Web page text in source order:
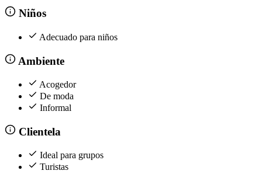
Niños
Adecuado para niños
Ambiente
Acogedor
De moda
Informal
Clientela
Ideal para grupos
Turistas